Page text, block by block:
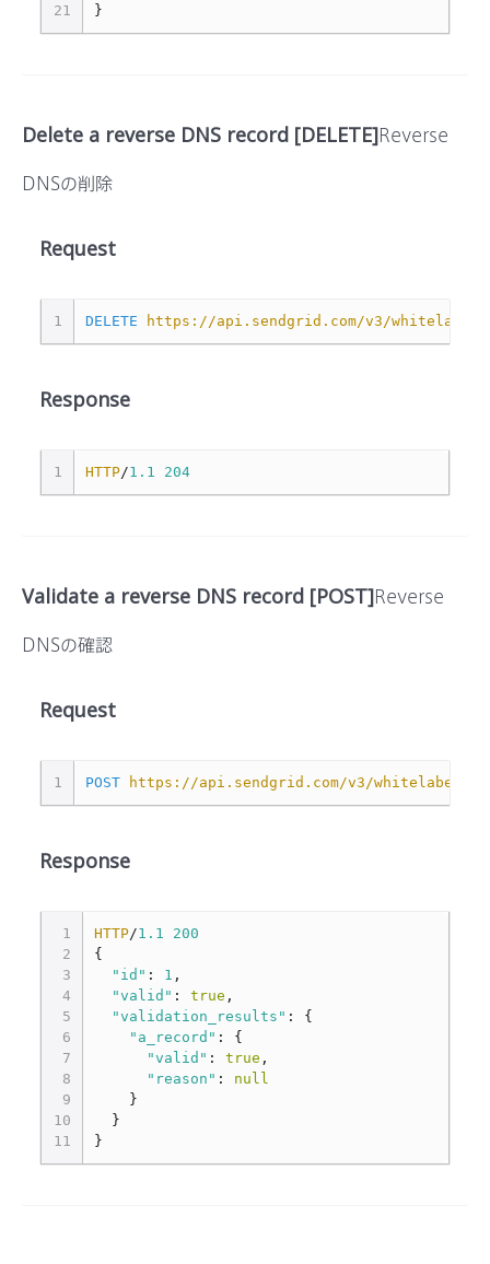
21
}
Delete a reverse DNS record [DELETE]Reverse
DNSの削除
Request
1 DELETE https://api.sendgrid.com/v3/
Response
1 HTTP/1.1 204
Validate a reverse DNS record [POST]Reverse
DNSの確認
Request
1 POST https://api.sendgrid.com/v3/whitelabel/
Response
1
2
3
4
5
6
7
8
9
10
11
HTTP/1.1
200
{
"id" : 1 ,
"valid" : true ,
"validation_results" :
{
"a_record" :
{
"valid" : true ,
"reason" :
null
}
}
}